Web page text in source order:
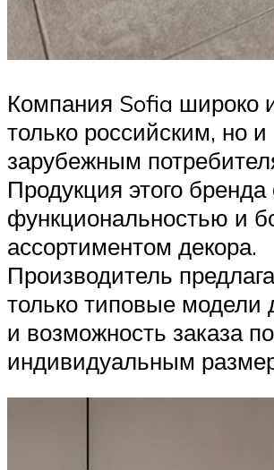
Компания Sofia широко
только российским, но и
зарубежным
Продукция этого бренда
функциональностью и
ассортиментом декора.
Производитель
только типовые модели
и возможность заказа по
индивидуальным